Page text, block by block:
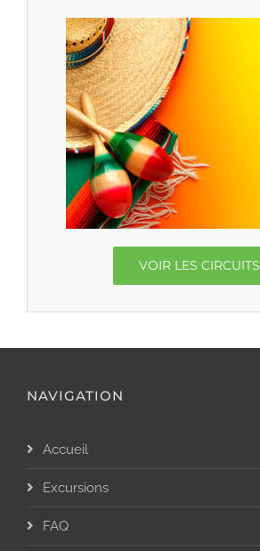
VOIR LES CIRCUITS
NAVIGATION
Accueil
Excursions
FAQ